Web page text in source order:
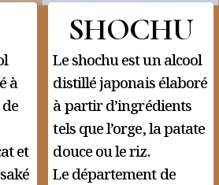
à
et
SHOCHU
Le shochu est un alcool
distillé japonais élaboré
à partir d’ingrédients
tels que l’orge, la patate
douce ou le riz.
Le département de